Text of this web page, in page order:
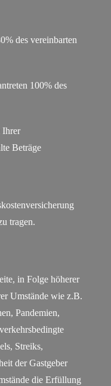
des vereinbarten
100% des
Ihrer
Beträge
tragen.
in Folge höherer
Umstände wie z.B.
Pandemien,
Streiks,
der Gastgeber
die Erfüllung